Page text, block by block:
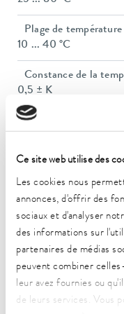
Ce site web utilise des
Les cookies nous
annonces, d'offrir des
sociaux et d'analyser
des informations sur
partenaires de médias
peuvent combiner
leur avez fournies ou
de leurs services. Vous
Plage de
10 ... 40 °C
Constance de la
0,5 ± K
Puissance de chauffe
0,3 kW
Consommation de
16 A
Dimensions (l x P x